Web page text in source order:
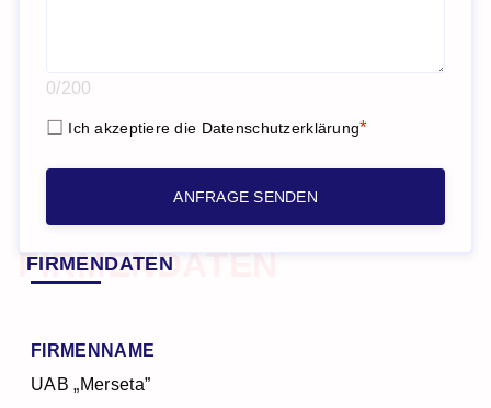
0/200
Ich akzeptiere die Datenschutzerklärung
ANFRAGE SENDEN
FIRMENDATEN
FIRMENDATEN
FIRMENNAME
UAB „Merseta”